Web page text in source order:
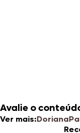
Avalie o
Ver mais:Doriana